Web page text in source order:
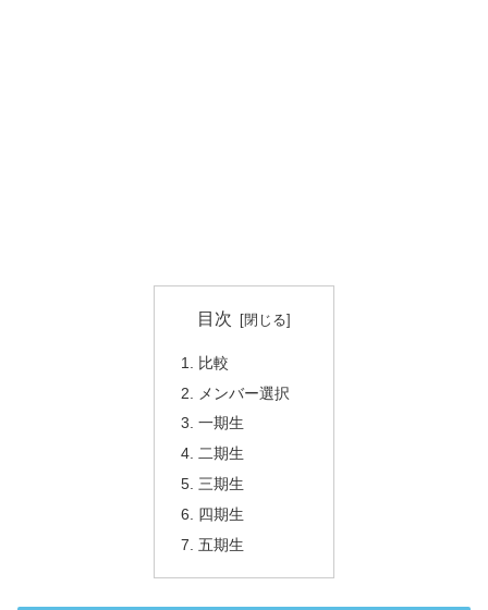
目次
比較
メンバー選択
一期生
二期生
三期生
四期生
五期生